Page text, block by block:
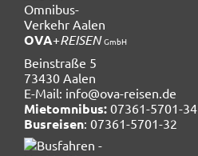
OVA+REISEN GmbH
Beinstraße 5
73430 Aalen
E-Mail: info@ova-reisen.de
Mietomnibus: 07361-5701-34
Busreisen: 07361-5701-32